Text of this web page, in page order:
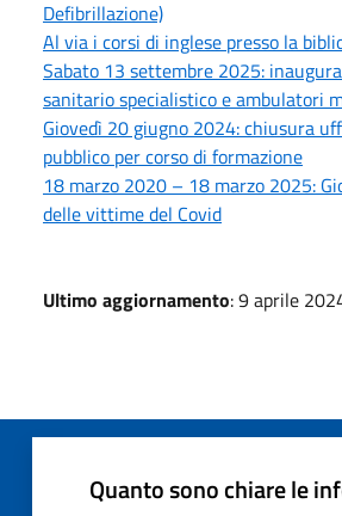
Defibrillazione)
Al via i corsi di inglese presso la
Sabato 13 settembre 2025:
sanitario specialistico e ambulatori
Giovedì 20 giugno 2024: chiusura
pubblico per corso di formazione
18 marzo 2020 – 18 marzo 2025:
delle vittime del Covid
Ultimo aggiornamento: 9 aprile
Quanto sono chiare le